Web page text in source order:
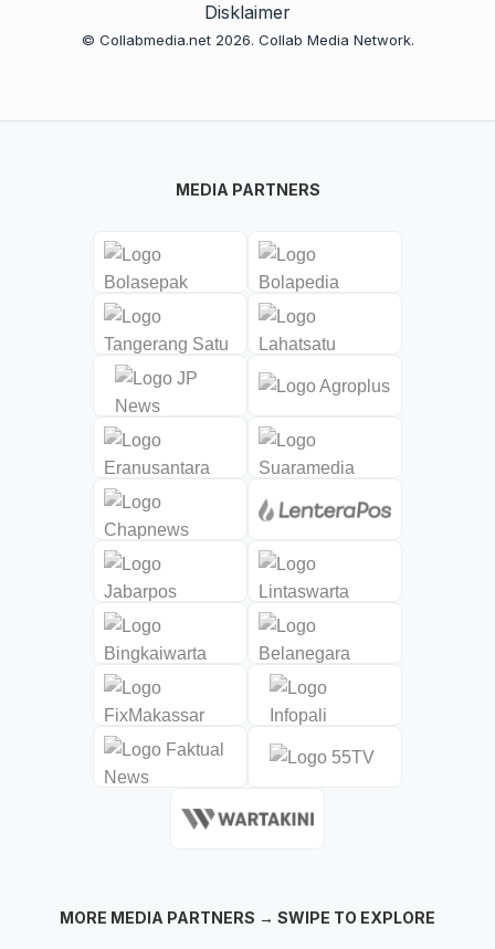
Disklaimer
© Collabmedia.net 2026. Collab Media Network.
MEDIA PARTNERS
MORE MEDIA PARTNERS → SWIPE TO EXPLORE